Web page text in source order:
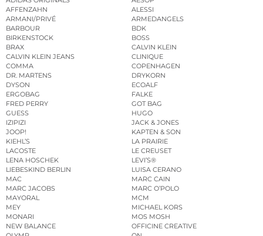
AFFENZAHN
ALESSI
ARMANI/PRIVÉ
ARMEDANGELS
BARBOUR
BDK
BIRKENSTOCK
BOSS
BRAX
CALVIN KLEIN
CALVIN KLEIN JEANS
CLINIQUE
COMMA
COPENHAGEN
DR. MARTENS
DRYKORN
DYSON
ECOALF
ERGOBAG
FALKE
FRED PERRY
GOT BAG
GUESS
HUGO
IZIPIZI
JACK & JONES
JOOP!
KAPTEN & SON
KIEHL’S
LA PRAIRIE
LACOSTE
LE CREUSET
LENA HOSCHEK
LEVI’S®
LIEBESKIND BERLIN
LUISA CERANO
MAC
MARC CAIN
MARC JACOBS
MARC O’POLO
MAYORAL
MCM
MEY
MICHAEL KORS
MONARI
MOS MOSH
NEW BALANCE
OFFICINE CREATIVE